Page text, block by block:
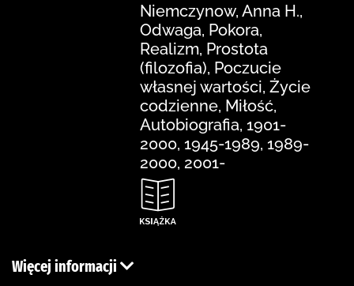
Niemczynow, Anna H.,
Odwaga, Pokora,
Realizm, Prostota
(filozofia), Poczucie
własnej wartości, Życie
codzienne, Miłość,
Autobiografia, 1901-
2000, 1945-1989, 1989-
2000, 2001-
Więcej informacji